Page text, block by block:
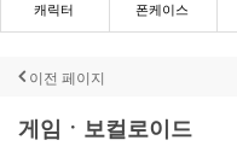
캐릭터 폰케이스
이전 페이지
게임ㆍ보컬로이드